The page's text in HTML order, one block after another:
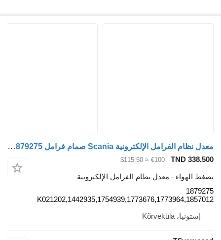
معدل نظام الفرامل الإلكترونية Scania صمام فرامل EBS 1879275 لـ السيارات القاطرة Scania G440
TND
€100
≈ $115.50
الهواء - معدل نظام الفرامل الإلكترونية
إستونيا، Kõrveküla